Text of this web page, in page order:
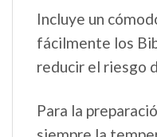
Incluye un
fácilmente los
reducir el riesgo
Para la